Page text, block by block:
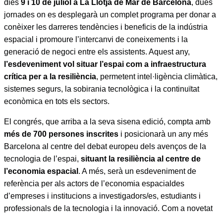
dies 9 i 10 de juliol a La Llotja de Mar de Barcelona, dues
jornades on es desplegarà un complet programa per donar a
conèixer les darreres tendències i beneficis de la indústria
espacial i promoure l’intercanvi de coneixements i la
generació de negoci entre els assistents. Aquest any,
l’esdeveniment vol situar l’espai com a infraestructura
crítica per a la resiliència, permetent intel·ligència climàtica,
sistemes segurs, la sobirania tecnològica i la continuïtat
econòmica en tots els sectors.
El congrés, que arriba a la seva sisena edició, compta amb
més de 700 persones inscrites i posicionarà un any més
Barcelona al centre del debat europeu dels avenços de la
tecnologia de l’espai, situant la resiliència al centre de
l’economia espacial . A més, serà un esdeveniment de
referència per als actors de l’economia espacialdes
d’empreses i institucions a investigadors/es, estudiants i
professionals de la tecnologia i la innovació. Com a novetat